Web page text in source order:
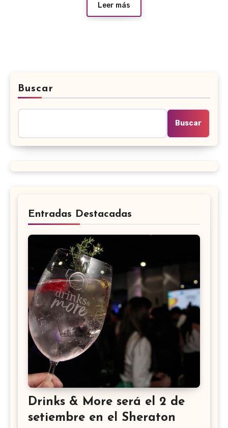
Leer más
Buscar
Buscar
Entradas Destacadas
Drinks & More será el 2 de
setiembre en el Sheraton